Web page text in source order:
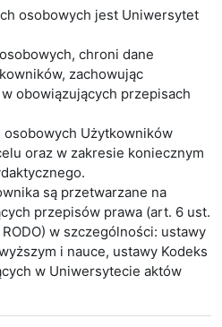
osobowych jest Uniwersytet
chroni dane
zachowując
obowiązujących przepisach
osobowych Użytkowników
oraz w zakresie koniecznym
są przetwarzane na
przepisów prawa (art. 6 ust.
w szczególności: ustawy
i nauce, ustawy Kodeks
w Uniwersytecie aktów